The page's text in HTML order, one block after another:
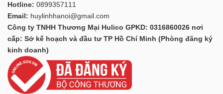
Hotline: 0899357111
Email: huylinhhanoi@gmail.com
Công ty TNHH Thương Mại Hulico GPKD: 0316860026 nơi
cấp: Sở kế hoạch và đầu tư TP Hồ Chí Minh (Phòng đăng ký
kinh doanh)